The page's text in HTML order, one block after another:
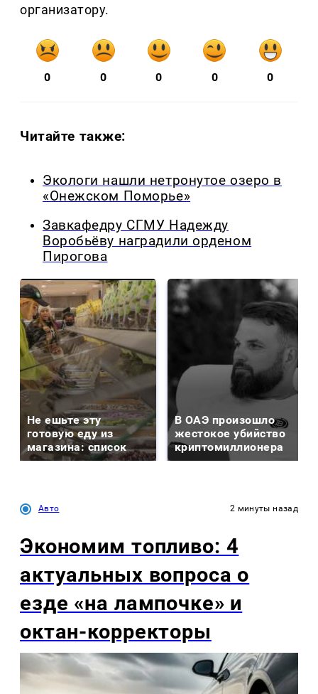
организатору.
0 0 0 0 0
Читайте также:
Экологи нашли нетронутое озеро в
«Онежском Поморье»
Завкафедру СГМУ Надежду
Воробьёву наградили орденом
Пирогова
Не ешьте эту
готовую еду из
магазина: список
В ОАЭ произошло
жестокое убийство
криптомиллионера
Авто 2 минуты назад
Экономим топливо: 4
актуальных вопроса о
езде «на лампочке» и
октан-корректоры